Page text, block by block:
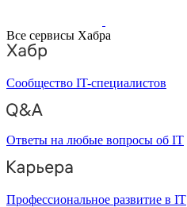
Все сервисы Хабра
Сообщество IT-специалистов
Ответы на любые вопросы об IT
Профессиональное развитие в IT